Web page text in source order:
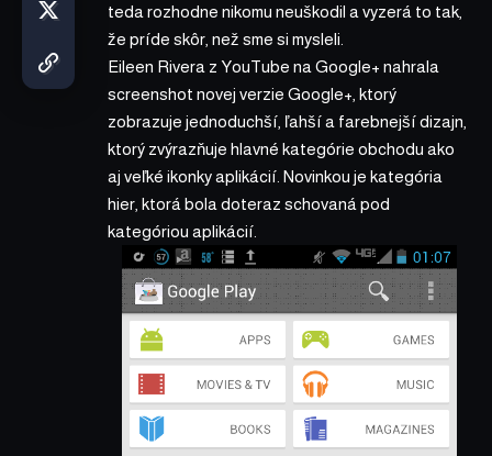
teda rozhodne nikomu neuškodil a vyzerá to tak,
že príde skôr, než sme si mysleli.
Eileen Rivera z YouTube na Google+ nahrala
screenshot novej verzie Google+, ktorý
zobrazuje jednoduchší, ľahší a farebnejší dizajn,
ktorý zvýrazňuje hlavné kategórie obchodu ako
aj veľké ikonky aplikácií. Novinkou je kategória
hier, ktorá bola doteraz schovaná pod
kategóriou aplikácií.